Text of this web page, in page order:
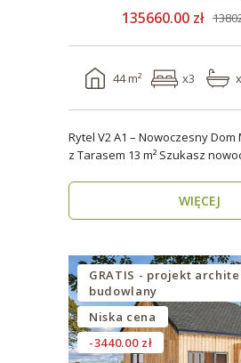
135660.00 zł
44 m² x3
Rytel V2 A1 – Nowoczesny Dom
z Tarasem 13 m² Szukasz nowoczesnego i
WIĘCEJ
GRATIS - projekt
budowlany
Niska cena
-3440.00 zł